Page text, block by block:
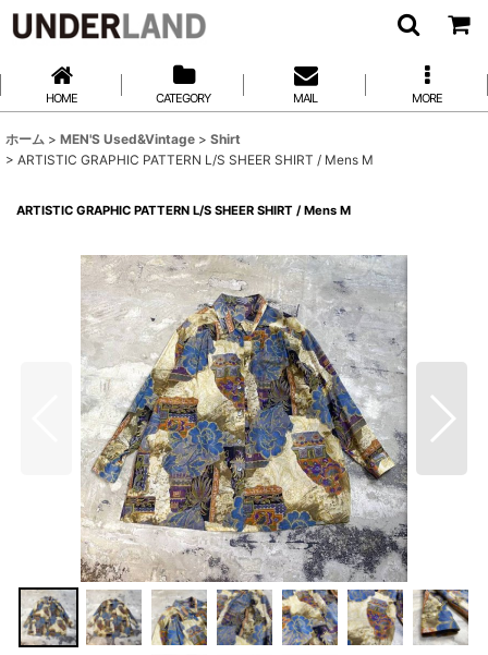
HOME CATEGORY MAIL MORE
ホーム > MEN'S Used&Vintage > Shirt
> ARTISTIC GRAPHIC PATTERN L/S SHEER SHIRT / Mens M
ARTISTIC GRAPHIC PATTERN L/S SHEER SHIRT / Mens M